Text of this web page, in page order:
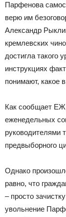
Парфенова
верю им
Александр
кремлевских
достигла такого
инструкциях
понимают, какое
Как сообщает
еженедельных
руководителями
предвыборного
Однако
равно, что
– просто
увольнение